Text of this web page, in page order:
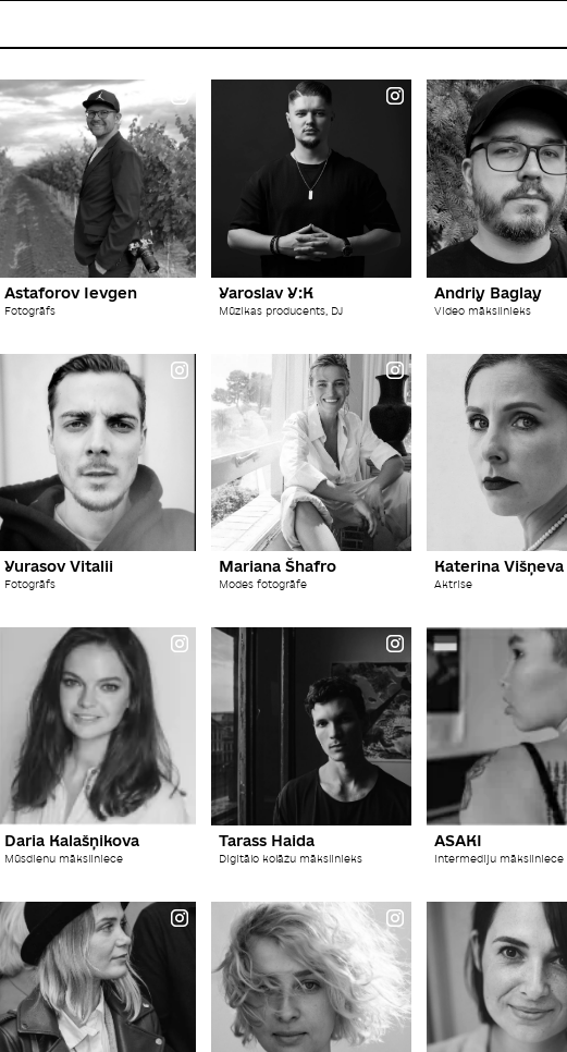
Astaforov Ievgen
Fotogrāfs
Yaroslav Y:K
Mūzikas producents, DJ
Andriy Baglay
Video mākslinieks
Yurasov Vitalii
Fotogrāfs
Mariana Šhafro
Modes fotogrāfe
Katerina Višņeva
Aktrise
Daria Kalašņikova
Mūsdienu māksliniece
Tarass Haida
Digitālo kolāžu mākslinieks
ASAKI
Intermediju māksliniece